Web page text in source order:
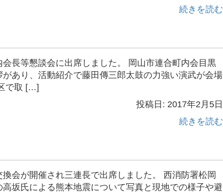
続きを読む
長等懇談会に出席しました。 岡山市連合町内会目黒
あり、活動紹介で藤田傳三郎太鼓の力強い演武が会場
で取 […]
投稿日: 2017年2月5日
続きを読む
会が開催され三連長で出席しました。 西消防署松岡
坂氏による熊本地震について写真と現地での様子や避